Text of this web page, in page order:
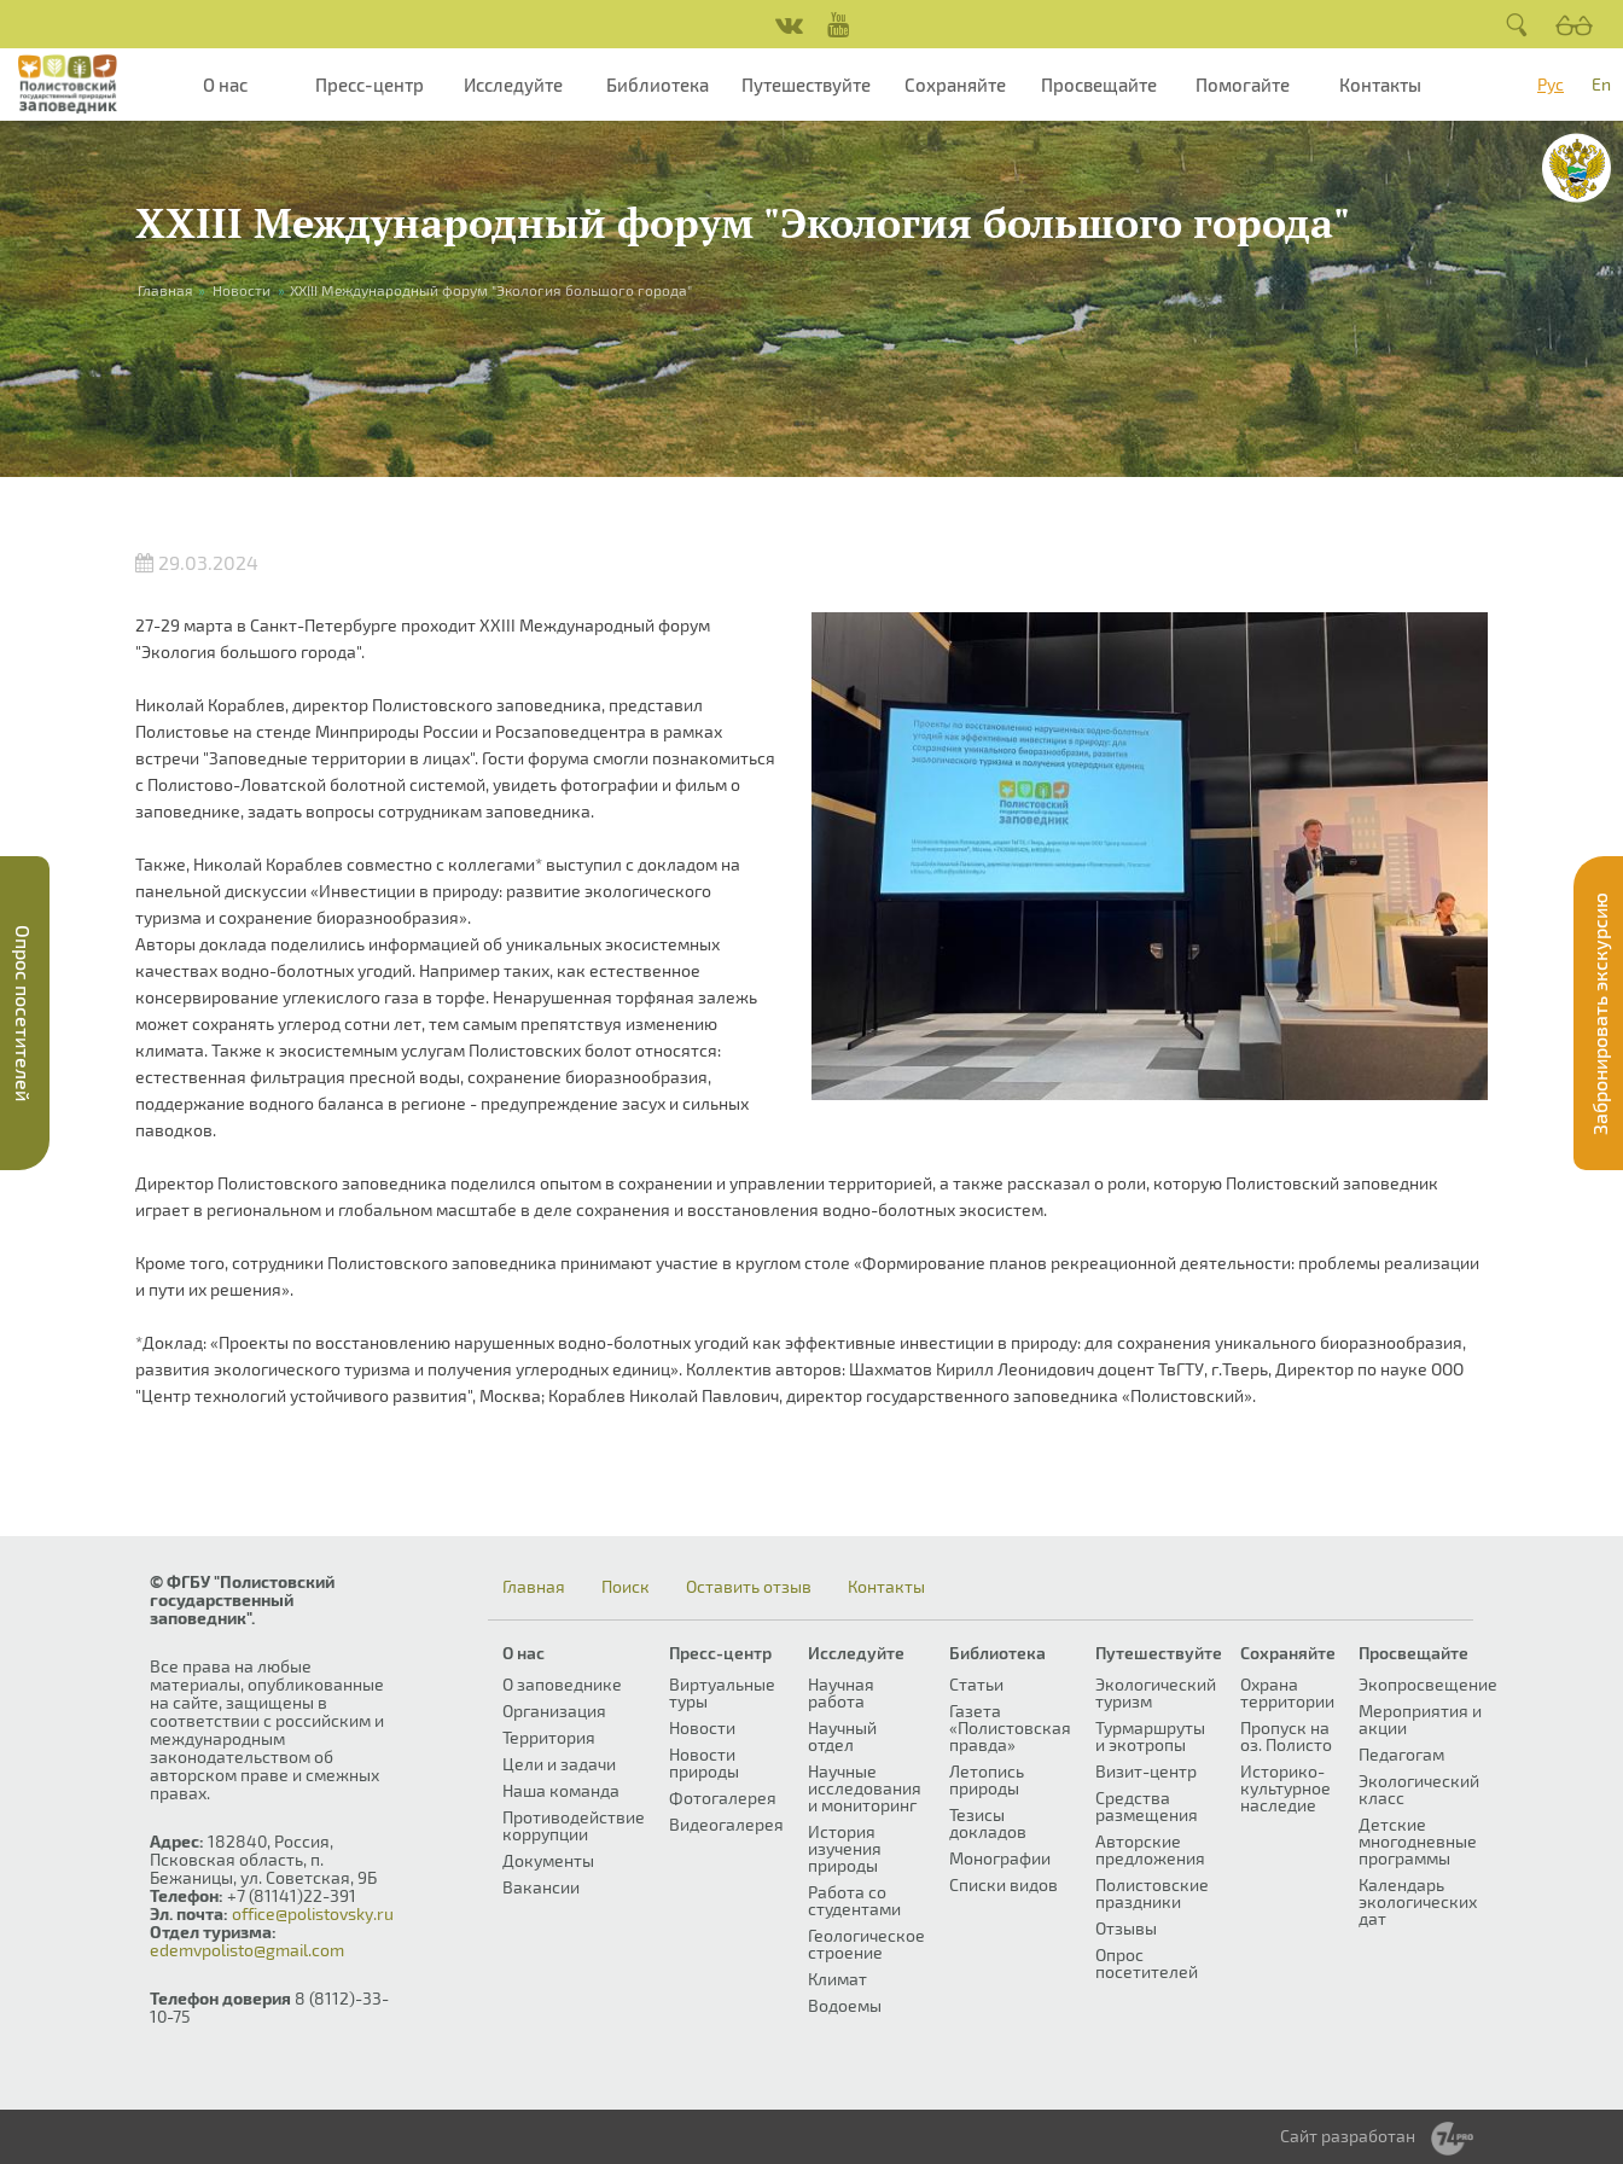
О нас Пресс-центр Исследуйте Библиотека Путешествуйте Сохраняйте Просвещайте Помогайте Контакты Рус En
XXIII Международный форум "Экология большого города"
Вы здесь
Главная » Новости » XXIII Международный форум "Экология большого города"
29.03.2024
27-29 марта в Санкт-Петербурге проходит XXIII Международный форум
"Экология большого города".
Николай Кораблев, директор Полистовского заповедника, представил
Полистовье на стенде Минприроды России и Росзаповедцентра в рамках
встречи "Заповедные территории в лицах". Гости форума смогли познакомиться
с Полистово-Ловатской болотной системой, увидеть фотографии и фильм о
заповеднике, задать вопросы сотрудникам заповедника.
Также, Николай Кораблев совместно с коллегами* выступил с докладом на
панельной дискуссии «Инвестиции в природу: развитие экологического
туризма и сохранение биоразнообразия».
Авторы доклада поделились информацией об уникальных экосистемных
качествах водно-болотных угодий. Например таких, как естественное
консервирование углекислого газа в торфе. Ненарушенная торфяная залежь
может сохранять углерод сотни лет, тем самым препятствуя изменению
климата. Также к экосистемным услугам Полистовских болот относятся:
естественная фильтрация пресной воды, сохранение биоразнообразия,
поддержание водного баланса в регионе - предупреждение засух и сильных
паводков.
Директор Полистовского заповедника поделился опытом в сохранении и управлении территорией, а также рассказал о роли, которую Полистовский заповедник
играет в региональном и глобальном масштабе в деле сохранения и восстановления водно-болотных экосистем.
Кроме того, сотрудники Полистовского заповедника принимают участие в круглом столе «Формирование планов рекреационной деятельности: проблемы реализации
и пути их решения».
*Доклад: «Проекты по восстановлению нарушенных водно-болотных угодий как эффективные инвестиции в природу: для сохранения уникального биоразнообразия,
развития экологического туризма и получения углеродных единиц». Коллектив авторов: Шахматов Кирилл Леонидович доцент ТвГТУ, г.Тверь, Директор по науке ООО
"Центр технологий устойчивого развития", Москва; Кораблев Николай Павлович, директор государственного заповедника «Полистовский».
© ФГБУ "Полистовский
государственный
заповедник".
Все права на любые
материалы, опубликованные
на сайте, защищены в
соответствии с российским и
международным
законодательством об
авторском праве и смежных
правах.
Адрес: 182840, Россия,
Псковская область, п.
Бежаницы, ул. Советская, 9Б
Телефон: +7 (81141)22-391
Эл. почта: office@polistovsky.ru
Отдел туризма:
edemvpolisto@gmail.com
Телефон доверия 8 (8112)-33-
10-75
Главная Поиск Оставить отзыв Контакты
О нас
О заповеднике
Организация
Территория
Цели и задачи
Наша команда
Противодействие
коррупции
Документы
Вакансии
Пресс-центр
Виртуальные
туры
Новости
Новости
природы
Фотогалерея
Видеогалерея
Исследуйте
Научная
работа
Научный
отдел
Научные
исследования
и мониторинг
История
изучения
природы
Работа со
студентами
Геологическое
строение
Климат
Водоемы
Библиотека
Статьи
Газета
«Полистовская
правда»
Летопись
природы
Тезисы
докладов
Монографии
Списки видов
Путешествуйте
Экологический
туризм
Турмаршруты
и экотропы
Визит-центр
Средства
размещения
Авторские
предложения
Полистовские
праздники
Отзывы
Опрос
посетителей
Сохраняйте
Охрана
территории
Пропуск на
оз. Полисто
Историко-
культурное
наследие
Просвещайте
Экопросвещение
Мероприятия и
акции
Педагогам
Экологический
класс
Детские
многодневные
программы
Календарь
экологических
дат
Сайт разработан
Забронировать экскурсию
Опрос посетителей